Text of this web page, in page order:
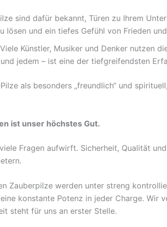
sind dafür bekannt, Türen zu Ihrem
lösen und ein tiefes Gefühl von Frieden
Viele Künstler, Musiker und Denker nutzen
jedem – ist eine der tiefgreifendsten
als besonders „freundlich“ und
ist unser höchstes Gut.
Fragen aufwirft. Sicherheit, Qualität
Zauberpilze werden unter streng
konstante Potenz in jeder Charge. Wir
steht für uns an erster Stelle.